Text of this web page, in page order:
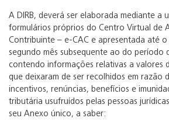
A DIRB, deverá ser elaborada mediante a
formulários próprios do Centro Virtual de
Contribuinte – e-CAC e apresentada até o
segundo mês subsequente ao do período
contendo informações relativas a valores
que deixaram de ser recolhidos em razão
incentivos, renúncias, benefícios e
tributária usufruídos pelas pessoas
seu Anexo único, a saber: